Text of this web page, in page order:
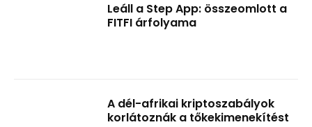
Leáll a Step App: összeomlott a
FITFI árfolyama
A dél-afrikai kriptoszabályok
korlátoznák a tőkekimenekítést